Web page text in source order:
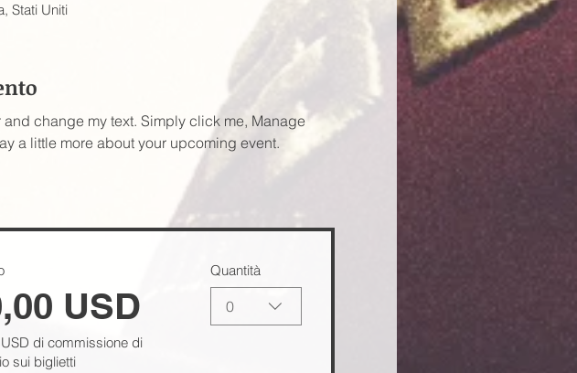
Stati Uniti
and change my text. Simply click me, Manage
a little more about your upcoming event.
USD
di commissione di
sui biglietti
Quantità
0